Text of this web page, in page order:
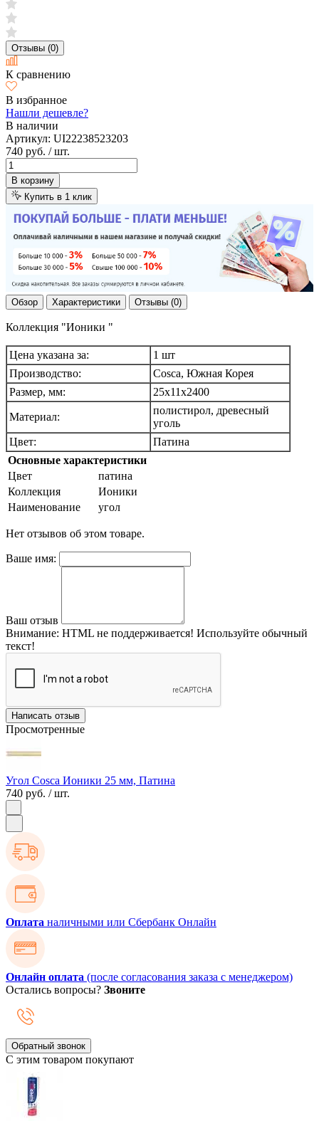
Отзывы (0)
К сравнению
В избранное
Нашли дешевле?
В наличии
Артикул: UI22238523203
740 руб. / шт.
В корзину
Купить в 1 клик
Обзор Характеристики Отзывы (0)
Коллекция "Ионики "
Цена указана за:
1 шт
Производство:
Cosca, Южная Корея
Размер, мм:
25х11х2400
Материал:
полистирол, древесный
уголь
Цвет:
Патина
Основные характеристики
Цвет
патина
Коллекция
Ионики
Наименование
угол
Нет отзывов об этом товаре.
Ваше имя:
Ваш отзыв
Внимание: HTML не поддерживается! Используйте обычный
текст!
Написать отзыв
Просмотренные
Угол Cosca Ионики 25 мм, Патина
740 руб. / шт.
Оплата наличными или Сбербанк Онлайн
Онлайн оплата (после согласования заказа с менеджером)
Остались вопросы? Звоните
Обратный звонок
С этим товаром покупают